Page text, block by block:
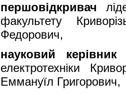
першовідкривач
факультету
Федорович,
науковий керівник
електротехніки
Еммануїл Григорович,